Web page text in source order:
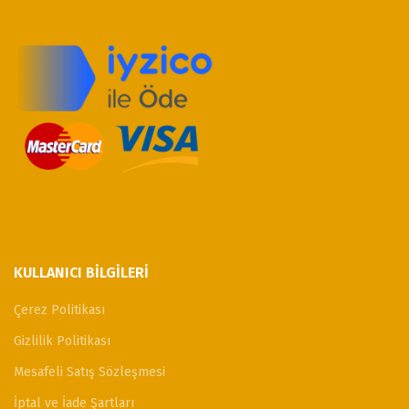
KULLANICI BILGILERI
Çerez Politikası
Gizlilik Politikası
Mesafeli Satış Sözleşmesi
İptal ve İade Şartları